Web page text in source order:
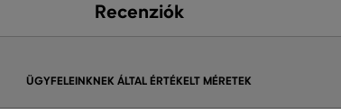
Recenziók
ÜGYFELEINKNEK ÁLTAL ÉRTÉKELT MÉRETEK